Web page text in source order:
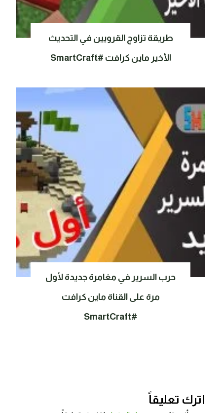
طريقة تزاوج القرويين في التحديث
الأخير ماين كرافت #SmartCraft
حرب السرير في مغامرة جديدة لأول
مرة على القناة ماين كرافت
#SmartCraft
اترك تعليقاً